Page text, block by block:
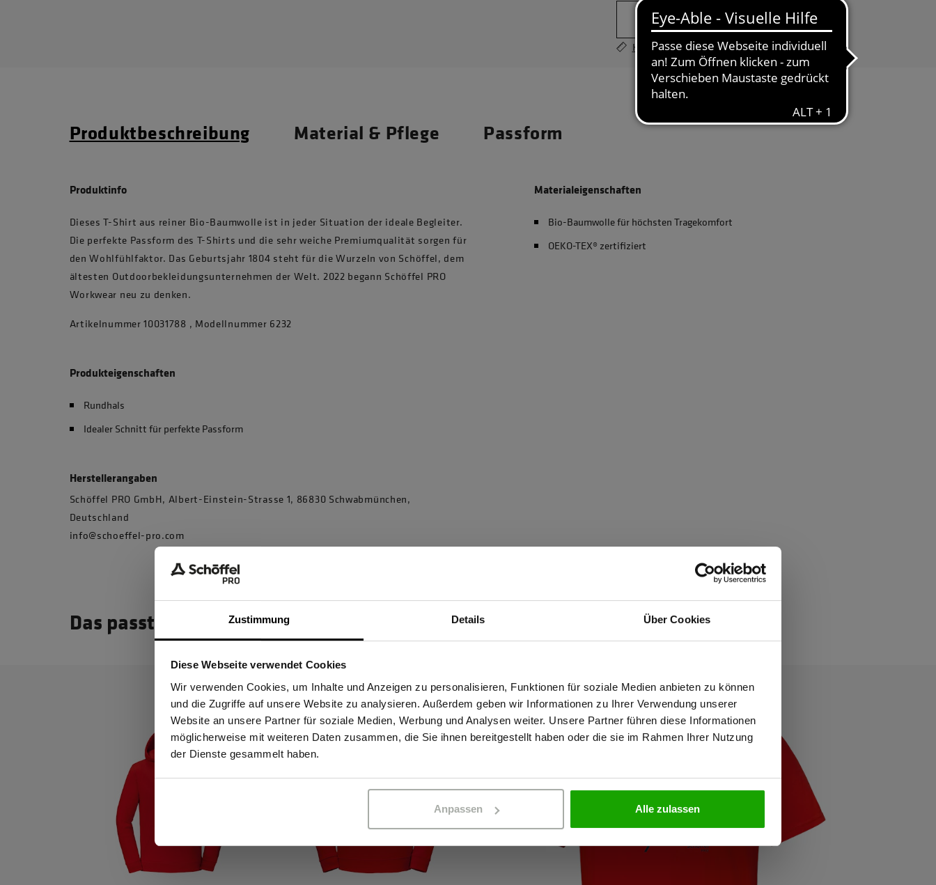
Zustimmung Details Über Cookies
Diese Webseite verwendet Cookies
Wir verwenden Cookies, um Inhalte und Anzeigen zu personalisieren, Funktionen für soziale Medien anbieten zu können
und die Zugriffe auf unsere Website zu analysieren. Außerdem geben wir Informationen zu Ihrer Verwendung unserer
Website an unsere Partner für soziale Medien, Werbung und Analysen weiter. Unsere Partner führen diese Informationen
möglicherweise mit weiteren Daten zusammen, die Sie ihnen bereitgestellt haben oder die sie im Rahmen Ihrer Nutzung
der Dienste gesammelt haben.
Anpassen Alle zulassen
JETZT ANFRAGEN
Körpermaßtabelle
Produktbeschreibung Material & Pflege Passform
Produktinfo
Dieses T-Shirt aus reiner Bio-Baumwolle ist in jeder Situation der ideale Begleiter.
Die perfekte Passform des T-Shirts und die sehr weiche Premiumqualität sorgen für
den Wohlfühlfaktor. Das Geburtsjahr 1804 steht für die Wurzeln von Schöffel, dem
ältesten Outdoorbekleidungsunternehmen der Welt. 2022 begann Schöffel PRO
Workwear neu zu denken.
Artikelnummer 10031788 , Modellnummer 6232
Produkteigenschaften
Rundhals
Idealer Schnitt für perfekte Passform
Herstellerangaben
Schöffel PRO GmbH, Albert-Einstein-Strasse 1, 86830 Schwabmünchen,
Deutschland
info@schoeffel-pro.com
Materialeigenschaften
Bio-Baumwolle für höchsten Tragekomfort
OEKO-TEX® zertifiziert
Das passt dazu
Sind Sie Gewerbetreibender?
Ich bestätige, dass ich Gewerbetreibender bin. Alle Preise werden netto ausgewiesen.
GEWERBETREIBENDER PRIVATPERSON